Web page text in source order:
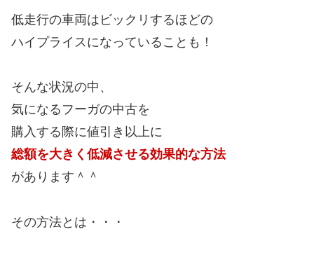
低走行の車両はビックリするほどの
ハイプライスになっていることも！
そんな状況の中、
気になるフーガの中古を
購入する際に値引き以上に
総額を大きく低減させる効果的な方法
があります＾＾
その方法とは・・・